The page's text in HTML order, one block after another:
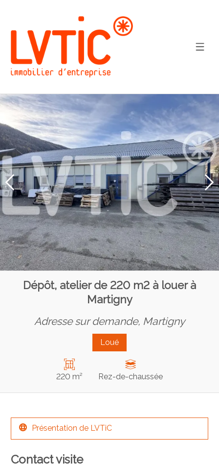
Dépôt, atelier de 220 m2 à louer à
Martigny
Adresse sur demande, Martigny
Loué
220 m² Rez-de-chaussée
Présentation de LVTiC
Contact visite